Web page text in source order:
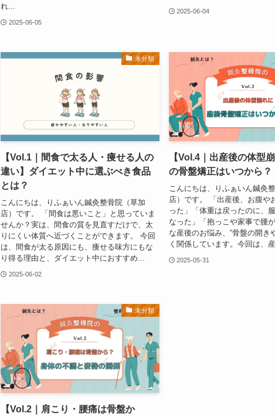
れ...
2025-06-05
2025-06-04
未分類
【Vol.1｜間食で太る人・痩せる人の
違い】ダイエット中に選ぶべき食品
とは？
こんにちは、りふぁいん鍼灸整骨院（草加
店）です。 「間食は悪いこと」と思っていま
せんか？実は、間食の質を見直すだけで、太
りにくい体質へ近づくことができます。 今回
は、間食が太る原因にも、痩せる味方にもな
り得る理由と、ダイエット中におすすめ...
2025-06-02
【Vol.4｜出産後の体型
の骨盤矯正はいつから？
こんにちは、りふぁいん鍼灸
店）です。 「出産後、お腹や
った」「体重は戻ったのに、
なった」「抱っこや家事で腰
な産後のお悩み、“骨盤の開き
く関係しています。今回は、
2025-05-31
未分類
【Vol.2｜肩こり・腰痛は骨盤か